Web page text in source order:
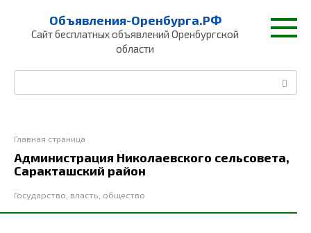
контенту
Объявления-Оренбурга.РФ
Сайт бесплатных объявлений Оренбургской
области
Главная страница
Администрация Николаевского сельсовета,
Саракташский район
Государство, власть, общество